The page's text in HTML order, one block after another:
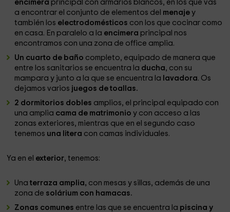
encimera principal con armarios blancos, en los que vas
a encontrar el conjunto de elementos del menajey
también los electrodomésticos con los que cocinar como
en casa. En paralelo a la encimera principal nos
encontramos con una zona de office amplia.
Un cuarto de baño completo, equipado de manera que
entre los sanitarios se encuentra la ducha, con su
mampara y junto a la que se encuentra la lavadora. Os
dejamos varios juegos de toallas.
2 dormitorios dobles amplios, el principal equipado con
una amplia cama de matrimonio y con acceso a las
zonas exteriores, mientras que en el segundo caso
tenemos una litera con camas individuales.
Ya en el exterior, tenemos:
Una terraza amplia, con mesas y sillas, además de una
zona de solárium con hamacas.
Zonas comunes entre las que se encuentra la piscina y